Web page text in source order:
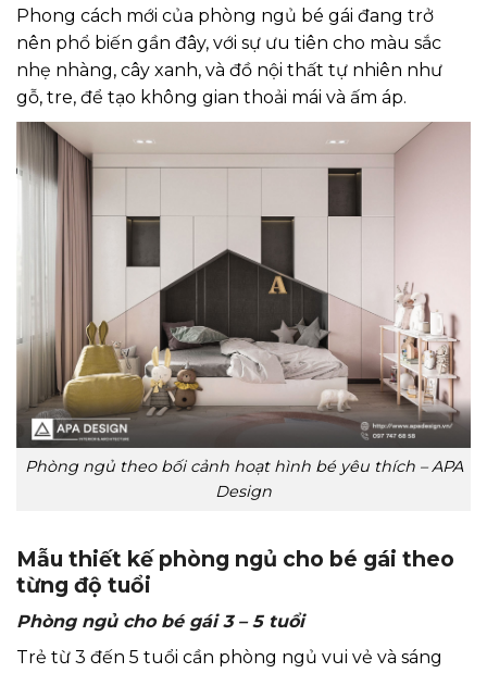
Phong cách mới của phòng ngủ bé gái đang trở
nên phổ biến gần đây, với sự ưu tiên cho màu sắc
nhẹ nhàng, cây xanh, và đồ nội thất tự nhiên như
gỗ, tre, để tạo không gian thoải mái và ấm áp.
Phòng ngủ theo bối cảnh hoạt hình bé yêu thích – APA
Design
Mẫu thiết kế phòng ngủ cho bé gái theo
từng độ tuổi
Phòng ngủ cho bé gái 3 – 5 tuổi
Trẻ từ 3 đến 5 tuổi cần phòng ngủ vui vẻ và sáng